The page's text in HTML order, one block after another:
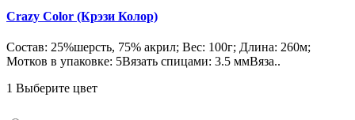
Crazy Color (Крэзи Колор)
Состав: 25%шерсть, 75% акрил; Вес: 100г; Длина: 260м;
Мотков в упаковке: 5Вязать спицами: 3.5 ммВяза..
1 Выберите цвет